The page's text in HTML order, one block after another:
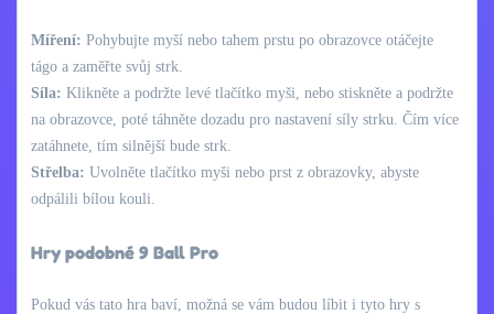
Míření: Pohybujte myší nebo tahem prstu po obrazovce otáčejte
tágo a zaměřte svůj strk.
Síla: Klikněte a podržte levé tlačítko myši, nebo stiskněte a podržte
na obrazovce, poté táhněte dozadu pro nastavení síly strku. Čím více
zatáhnete, tím silnější bude strk.
Střelba: Uvolněte tlačítko myši nebo prst z obrazovky, abyste
odpálili bílou kouli.
Hry podobné 9 Ball Pro
Pokud vás tato hra baví, možná se vám budou líbit i tyto hry s